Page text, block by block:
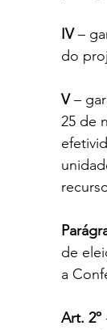
IV –
do
V –
25 de
de
a
Art. 2º